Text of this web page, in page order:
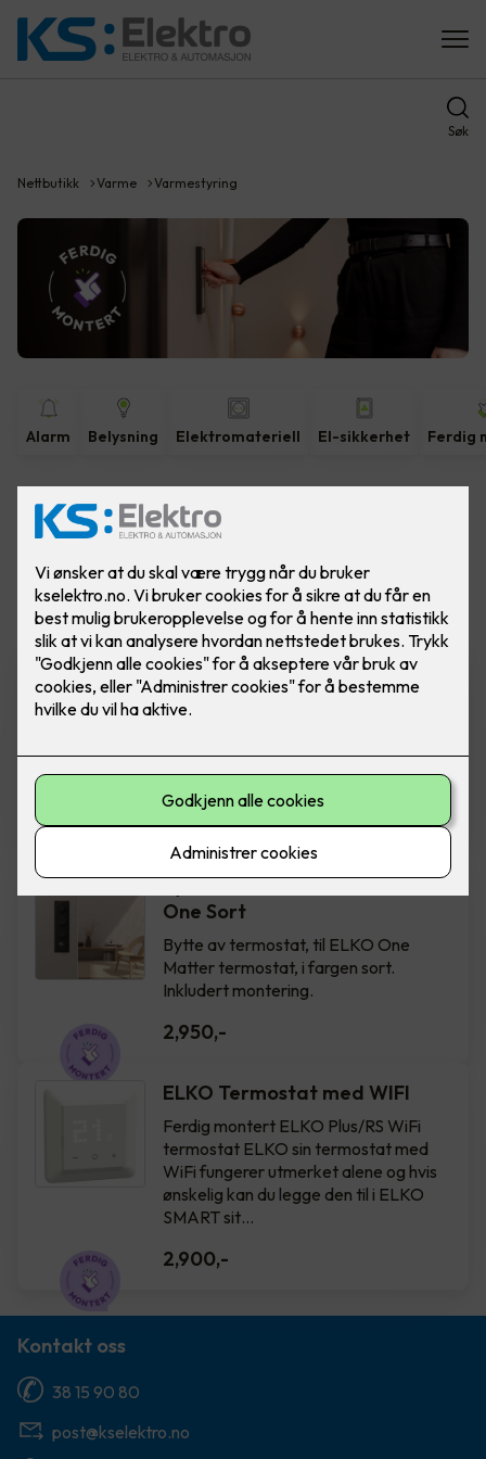
Søk
Nettbutikk Varme Varmestyring
Alarm Belysning Elektromateriell El-sikkerhet Ferdig
Vis flerefiltre
Bytte av termostat - ELKO
One Hvit
Matter termostat, i fargen hvit.
2,850,-
Bytte av termostat - ELKO
One Sort
Bytte av termostat, til ELKO One
Matter termostat, i fargen sort.
Inkludert montering.
2,950,-
ELKO Termostat med WIFI
Ferdig montert ELKO Plus/RS WiFi
termostat ELKO sin termostat med
WiFi fungerer utmerket alene og hvis
ønskelig kan du legge den til i ELKO
SMART sit…
2,900,-
Kontakt oss
38 15 90 80
post@kselektro.no